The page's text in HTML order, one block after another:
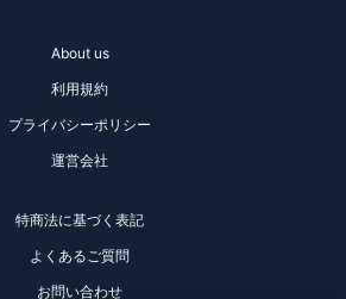
About us
利用規約
プライバシーポリシー
運営会社
特商法に基づく表記
よくあるご質問
お問い合わせ